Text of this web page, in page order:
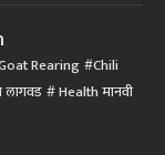
Rearing Chili
Health मानवी